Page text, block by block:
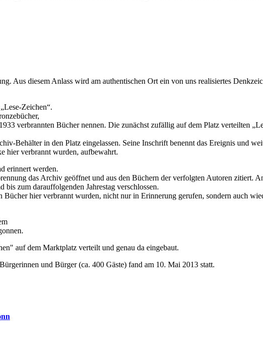
Aus diesem Anlass wird am authentischen Ort ein von uns realisiertes
Zeichen“.
verbrannten Bücher nennen. Die zunächst zufällig auf dem Platz verteilten
Behälter in den Platz eingelassen. Seine Inschrift benennt das Ereignis und
hier verbrannt wurden, aufbewahrt.
erinnert werden.
das Archiv geöffnet und aus den Büchern der verfolgten Autoren zitiert.
zum darauffolgenden Jahrestag verschlossen.
Bücher hier verbrannt wurden, nicht nur in Erinnerung gerufen, sondern auch
auf dem Marktplatz verteilt und genau da eingebaut.
und Bürger (ca. 400 Gäste) fand am 10. Mai 2013 statt.